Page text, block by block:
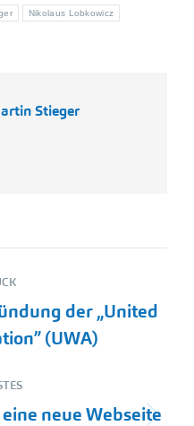
Nikolaus Lobkowicz
Stieger
der „United
(UWA)
neue Webseite